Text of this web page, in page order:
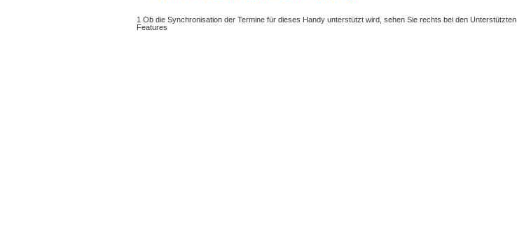
1 Ob die Synchronisation der Termine für dieses Handy unterstützt wird, sehen Sie rechts bei den Unterstützten
Features